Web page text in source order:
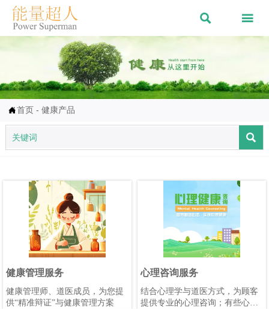
 
首页 -健康产品

健康管理服务
健康管理师、道医成员，为您提
供“精准辩证”与健康管理方案
心理咨询服务
结合心理学与道医方式，为顾客
提供专业的心理咨询；有些心理